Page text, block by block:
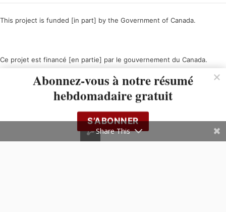
This project is funded [in part] by the Government of Canada.
Ce projet est financé [en partie] par le gouvernement du Canada.
Abonnez-vous à notre résumé
hebdomadaire gratuit
S’ABONNER
Share This